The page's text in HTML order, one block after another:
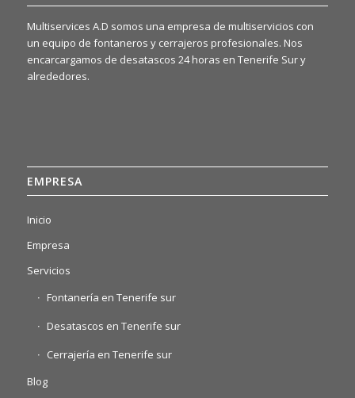
Multiservices A.D somos una empresa de multiservicios con
un equipo de fontaneros y cerrajeros profesionales. Nos
encarcargamos de desatascos 24 horas en Tenerife Sur y
alrededores.
EMPRESA
Inicio
Empresa
Servicios
Fontanería en Tenerife sur
Desatascos en Tenerife sur
Cerrajería en Tenerife sur
Blog